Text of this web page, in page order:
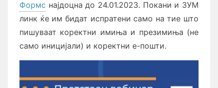
Формс најдоцна до 24.01.2023. Покани и ЗУМ
линк ќе им бидат испратени само на тие што
пишуваат коректни имиња и презимиња (не
само иницијали) и коректни е-пошти.